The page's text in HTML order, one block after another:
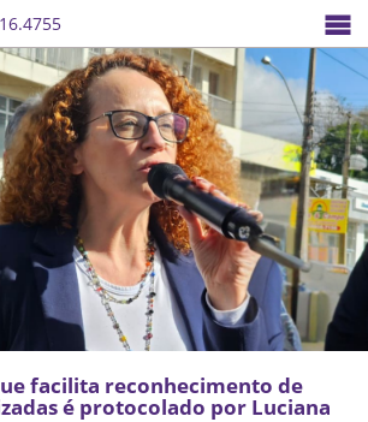
facilita reconhecimento de
é protocolado por Luciana